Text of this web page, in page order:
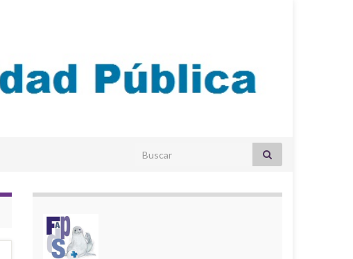
Search for: